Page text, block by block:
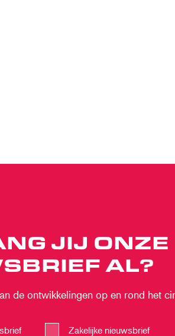
JIJ ONZE
AL?
de ontwikkelingen op en rond het
Zakelijke nieuwsbrief